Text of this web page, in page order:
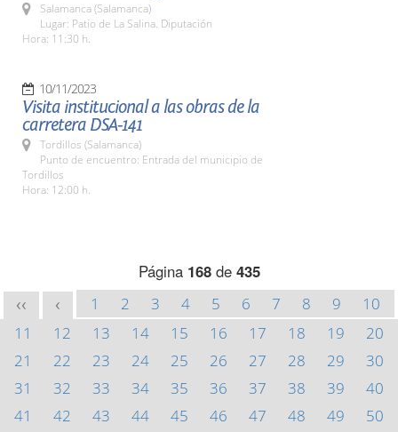
Salamanca (Salamanca)
Lugar: Patio de La Salina. Diputación
Hora: 11:30 h.
10/11/2023
Visita institucional a las obras de la
carretera DSA-141
Tordillos (Salamanca)
Punto de encuentro: Entrada del municipio de
Tordillos
Hora: 12:00 h.
Página 168de 435
<< < 1 2 3 4 5 6 7 8 9
10
11
12 13 14 15 16 17 18 19
20
21
22 23 24 25 26 27 28 29
30
31
32 33 34 35 36 37 38 39
40
41
42 43 44 45 46 47 48 49
50